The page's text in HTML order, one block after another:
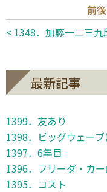
前
< 1348．加藤一二三九
最新記事
1399．友あり
1398．ビッグウェー
1397．6年目
1396．フリーダ・カー
1395．コスト